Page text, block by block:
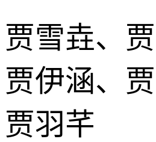
贾雪垚、贾
贾伊涵、贾
贾羽芊